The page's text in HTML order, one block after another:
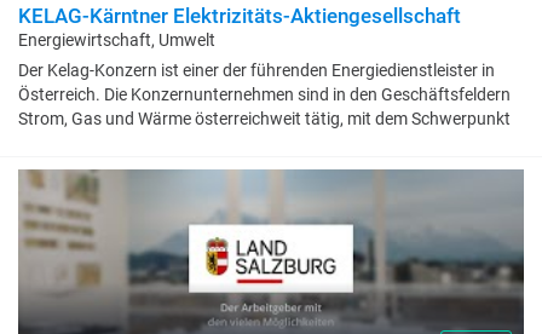
KELAG-Kärntner Elektrizitäts-Aktiengesellschaft
Energiewirtschaft, Umwelt
Der Kelag-Konzern ist einer der führenden Energiedienstleister in
Österreich. Die Konzernunternehmen sind in den Geschäftsfeldern
Strom, Gas und Wärme österreichweit tätig, mit dem Schwerpunkt
Beschaffen, Verteilen und Verkaufen von leitungsgebundener
Energie. Die Kelag gehört zu den großen Stromerzeugern aus
erneuerbarer Energie - Wasserkraft, Windkraft und Photovoltaik - in
Österreich. Das Tochterunternehmen KELAG Energie &amp; Wärme
GmbH ist der größte österreichweit tätige Anbieter von Wärme auf
Basis von Biomasse und industrieller Abwärme. Die KNG-Kärnten
Netz GmbH nimmt den Verteilernetzbetrieb für Strom und für Gas in